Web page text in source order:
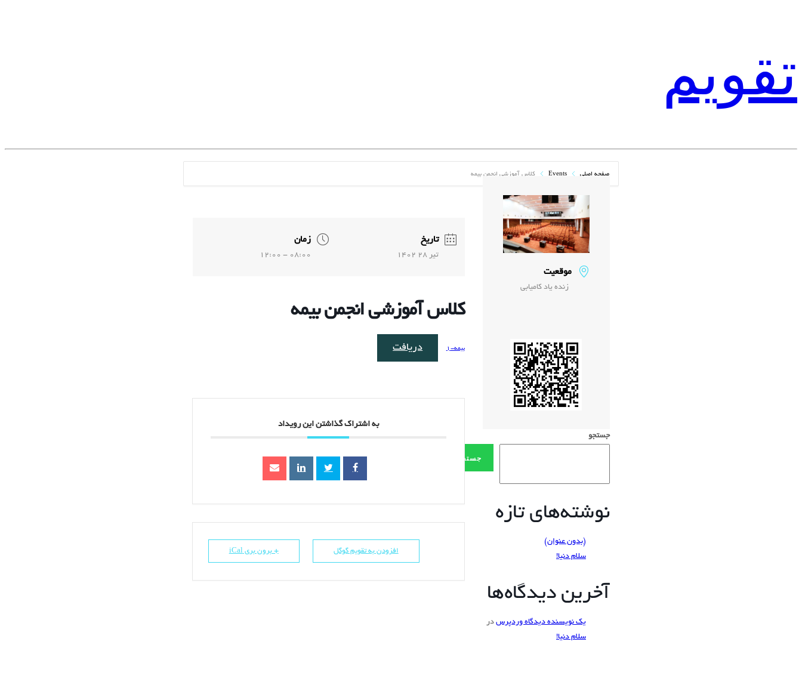
تقویم
صفحه اصلی Events کلاس آموزشی ﺍﻧﺠﻤﻦ ﺑﯿﻤﻪ
موقعیت
زنده یاد کامیابی
جستجو
جستجو
نوشته‌های تازه
(بدون عنوان)
سلام دنیا!
آخرین دیدگاه‌ها
یک نویسنده دیدگاه وردپرس در
سلام دنیا!
تاریخ
تير 28 1402
زمان
08:00 - 12:00
کلاس آموزشی ﺍﻧﺠﻤﻦ ﺑﯿﻤﻪ
بیمه-1 دریافت
به اشتراک گذاشتن این رویداد
افزودن به تقویم گوگل + برون بری iCal